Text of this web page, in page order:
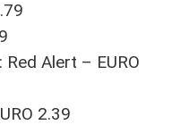
Alert – EURO
2.39